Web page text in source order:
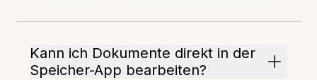
Kann ich Dokumente direkt in der
Speicher-App bearbeiten?